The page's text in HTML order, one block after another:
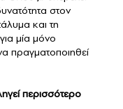
στον
και τη
μία μόνο
πραγματοποιηθεί
περισσότερο